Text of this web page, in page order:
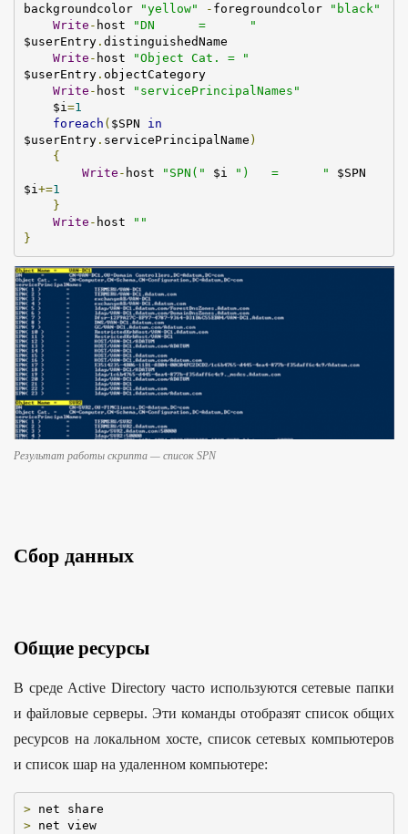
backgroundcolor
"yellow" - foregroundcolor
"black"
Write - host
"DN      =      "
$userEntry. distinguishedName
Write - host
"Object Cat. = "
$userEntry. objectCategory
Write - host
"servicePrincipalNames"
    $i
=1
foreach ( $SPN in
$userEntry. servicePrincipalName )
{
Write - host "SPN(" $i ")   =      " $SPN
$i+=1
}
Write - host
""
}
Результат работы cкрипта — список SPN
Сбор данных
Общие ресурсы
В среде Active Directory часто используются сетевые папки
и файловые серверы. Эти команды отобразят список общих
ресурсов на локальном хосте, список сетевых компьютеров
и список шар на удаленном компьютере:
>
>
net view